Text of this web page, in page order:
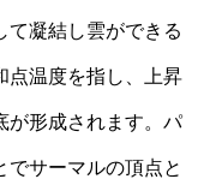
て凝結し雲ができる
点温度を指し、上昇
が形成されます。パ
でサーマルの頂点と